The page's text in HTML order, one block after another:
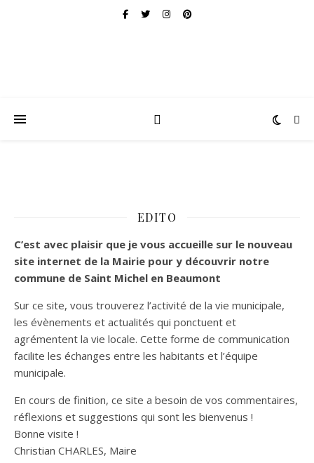
EDITO
C’est avec plaisir que je vous accueille sur le nouveau
site internet de la Mairie pour y découvrir notre
commune de Saint Michel en Beaumont
Sur ce site, vous trouverez l’activité de la vie municipale,
les évènements et actualités qui ponctuent et
agrémentent la vie locale. Cette forme de communication
facilite les échanges entre les habitants et l’équipe
municipale.
En cours de finition, ce site a besoin de vos commentaires,
réflexions et suggestions qui sont les bienvenus !
Bonne visite !
Christian CHARLES, Maire